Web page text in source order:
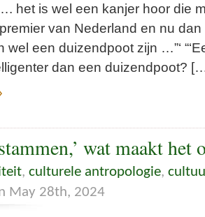
het is wel een kanjer hoor die
van Nederland en nu
wel een duizendpoot zijn …”‘
dan een duizendpoot?
wat maakt
, culturele antropologie,
May 28th, 2024